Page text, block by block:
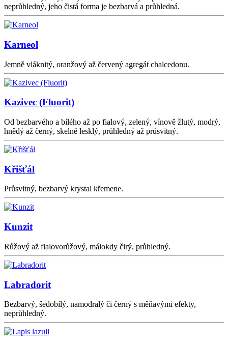
neprůhledný, jeho čistá forma je bezbarvá a průhledná.
Karneol
Jemně vláknitý, oranžový až červený agregát chalcedonu.
Kazivec (Fluorit)
Od bezbarvého a bílého až po fialový, zelený, vínově žlutý, modrý,
hnědý až černý, skelně lesklý, průhledný až průsvitný.
Křišťál
Průsvitný, bezbarvý krystal křemene.
Kunzit
Růžový až fialovorůžový, málokdy čirý, průhledný.
Labradorit
Bezbarvý, šedobílý, namodralý či černý s měňavými efekty,
neprůhledný.